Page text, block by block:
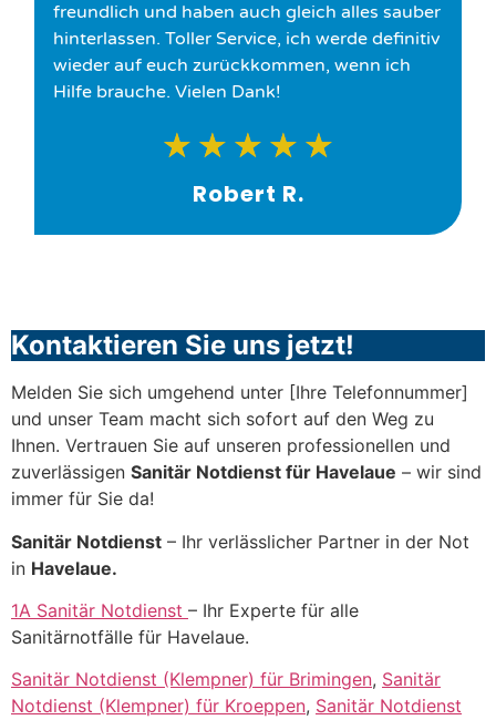
freundlich und haben auch gleich alles sauber
hinterlassen. Toller Service, ich werde definitiv
wieder auf euch zurückkommen, wenn ich
Hilfe brauche. Vielen Dank!
★ ★ ★ ★ ★
Robert R.
Kontaktieren Sie uns jetzt!
Melden Sie sich umgehend unter [Ihre Telefonnummer]
und unser Team macht sich sofort auf den Weg zu
Ihnen. Vertrauen Sie auf unseren professionellen und
zuverlässigen Sanitär Notdienst für Havelaue – wir sind
immer für Sie da!
Sanitär Notdienst – Ihr verlässlicher Partner in der Not
in Havelaue.
1A Sanitär Notdienst – Ihr Experte für alle
Sanitärnotfälle für Havelaue.
Sanitär Notdienst (Klempner) für Brimingen, Sanitär
Notdienst (Klempner) für Kroeppen, Sanitär Notdienst